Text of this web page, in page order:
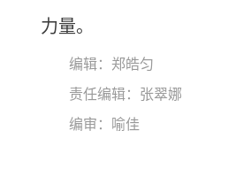
力量。
编辑：郑皓匀
责任编辑：张翠娜
编审：喻佳